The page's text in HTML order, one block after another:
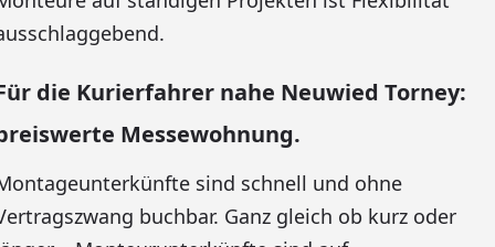
die Kurierfahrer nahe Neuwied Torney:
Messewohnung.
sind schnell und ohne
buchbar. Ganz gleich ob kurz oder